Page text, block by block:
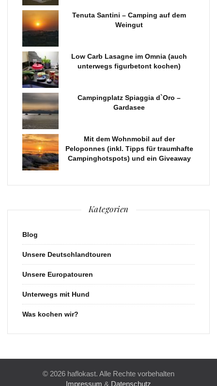
Tenuta Santini – Camping auf dem
Weingut
Low Carb Lasagne im Omnia (auch
unterwegs figurbetont kochen)
Campingplatz Spiaggia d`Oro –
Gardasee
Mit dem Wohnmobil auf der
Peloponnes (inkl. Tipps für traumhafte
Campinghotspots) und ein Giveaway
Kategorien
Blog
Unsere Deutschlandtouren
Unsere Europatouren
Unterwegs mit Hund
Was kochen wir?
© 2026 haflokast. Alle Rechte vorbehalten
Impressum & Datenschutz